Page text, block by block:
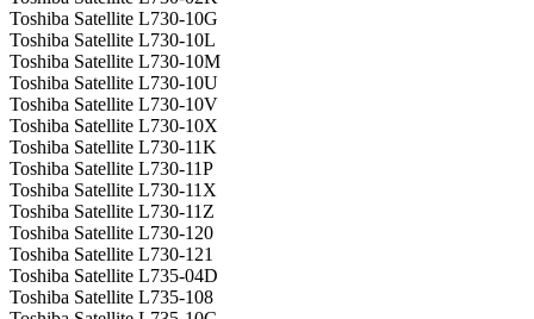
Toshiba Satellite L730-10G
Toshiba Satellite L730-10L
Toshiba Satellite L730-10M
Toshiba Satellite L730-10U
Toshiba Satellite L730-10V
Toshiba Satellite L730-10X
Toshiba Satellite L730-11K
Toshiba Satellite L730-11P
Toshiba Satellite L730-11X
Toshiba Satellite L730-11Z
Toshiba Satellite L730-120
Toshiba Satellite L730-121
Toshiba Satellite L735-04D
Toshiba Satellite L735-108